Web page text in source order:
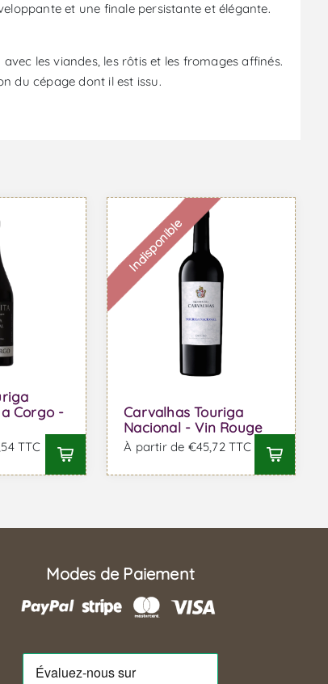
et une finale persistante et élégante.
les viandes, les rôtis et les fromages affinés.
du cépage dont il est issu.
Corgo -
TTC
Indisponible
Carvalhas Touriga
Nacional - Vin Rouge
À partir de €45,72 TTC
Modes de Paiement